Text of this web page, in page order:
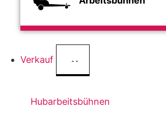
Verkauf
Hubarbeitsbühnen